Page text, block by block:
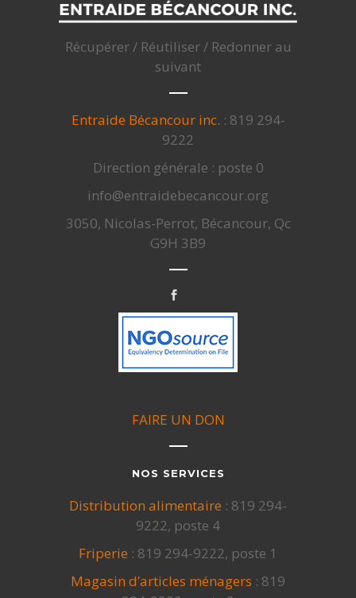
Récupérer / Réutiliser / Redonner au
suivant
Entraide Bécancour inc. : 819 294-
9222
Direction générale : poste 0
info@entraidebecancour.org
3050, Nicolas-Perrot, Bécancour, Qc
G9H 3B9
FAIRE UN DON
NOS SERVICES
Distribution alimentaire : 819 294-
9222, poste 4
Friperie : 819 294-9222, poste 1
Magasin d’articles ménagers : 819